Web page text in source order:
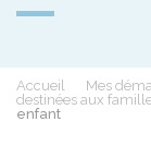
Accueil Mes
destinées aux
enfant